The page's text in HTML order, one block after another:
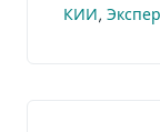
КИИ,